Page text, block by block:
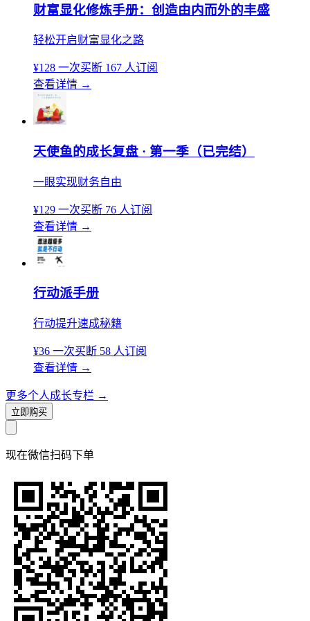
财富显化修炼手册：创造由内而外的丰盛
轻松开启财富显化之路
¥128 一次买断 167 人订阅
查看详情 →
天使鱼的成长复盘 · 第一季（已完结）
一眼实现财务自由
¥129 一次买断 76 人订阅
查看详情 →
行动派手册
行动提升速成秘籍
¥36 一次买断 58 人订阅
查看详情 →
更多个人成长专栏 →
立即购买
现在微信扫码下单